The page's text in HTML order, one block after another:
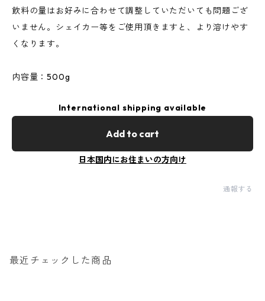
飲料の量はお好みに合わせて調整していただいても問題ござ
いません。シェイカー等をご使用頂きますと、より溶けやす
くなります。
内容量：500g
International shipping available
Add to cart
日本国内にお住まいの方向け
通報する
最近チェックした商品